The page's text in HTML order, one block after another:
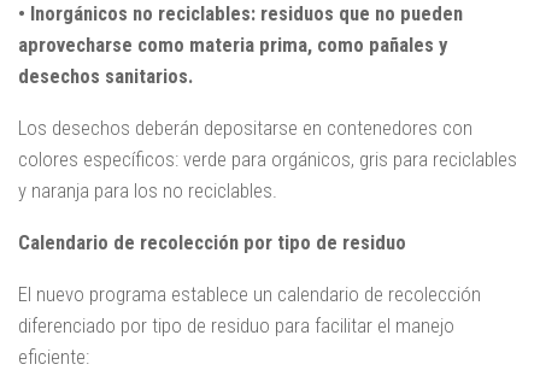
• Inorgánicos no reciclables: residuos que no pueden
aprovecharse como materia prima, como pañales y
desechos sanitarios.
Los desechos deberán depositarse en contenedores con
colores específicos: verde para orgánicos, gris para reciclables
y naranja para los no reciclables.
Calendario de recolección por tipo de residuo
El nuevo programa establece un calendario de recolección
diferenciado por tipo de residuo para facilitar el manejo
eficiente: